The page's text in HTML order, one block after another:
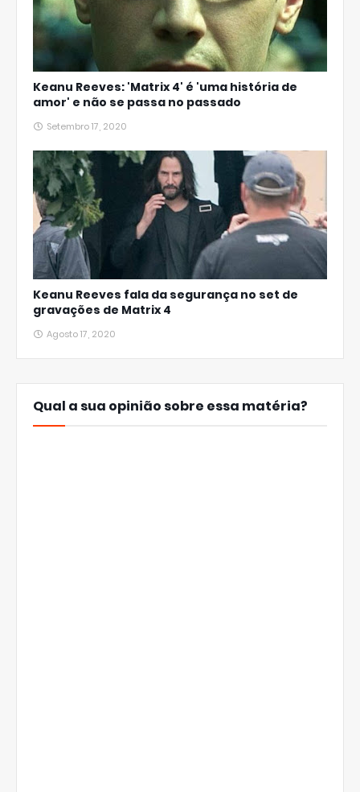
Keanu Reeves: 'Matrix 4' é 'uma história de
amor' e não se passa no passado
Setembro 17, 2020
Keanu Reeves fala da segurança no set de
gravações de Matrix 4
Agosto 17, 2020
Qual a sua opinião sobre essa matéria?